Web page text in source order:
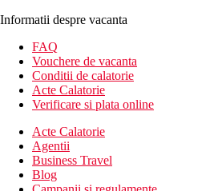
Informatii despre vacanta
FAQ
Vouchere de vacanta
Conditii de calatorie
Acte Calatorie
Verificare si plata online
Acte Calatorie
Agentii
Business Travel
Blog